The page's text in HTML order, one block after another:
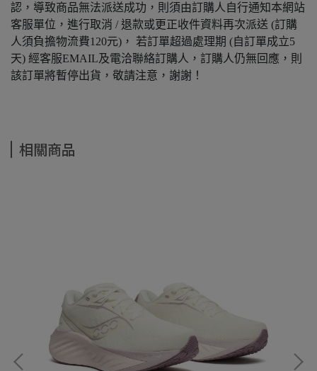
認，導致商品無法派送成功，則須由訂購人自行通知本網站
客服單位，進行取消 / 退款或更正收件資料再次派送 (訂購
人須負擔物流費120元)， 若訂單超過處理期 (自訂單成立5
天) 經客服EMAIL及電洽聯絡訂購人，訂購人仍無回應，則
該訂單將暫停出貨，敬請注意，謝謝！
相關商品